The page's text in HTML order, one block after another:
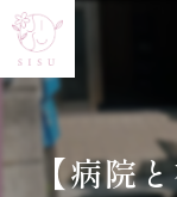
【病院